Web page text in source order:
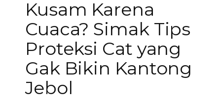
Kusam Karena
Cuaca? Simak Tips
Proteksi Cat yang
Gak Bikin Kantong
Jebol